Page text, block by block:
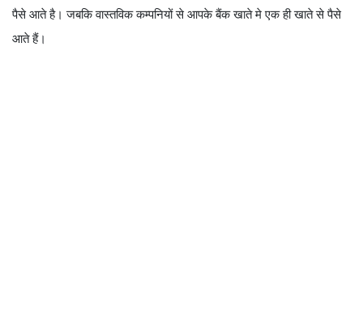
पैसे आते है। जबकि वास्तविक कम्पनियों से आपके बैंक खाते मे एक ही खाते से पैसे
आते हैं।